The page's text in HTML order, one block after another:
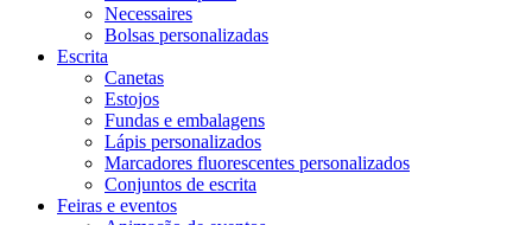
Necessaires
Bolsas personalizadas
Escrita
Canetas
Estojos
Fundas e embalagens
Lápis personalizados
Marcadores fluorescentes personalizados
Conjuntos de escrita
Feiras e eventos